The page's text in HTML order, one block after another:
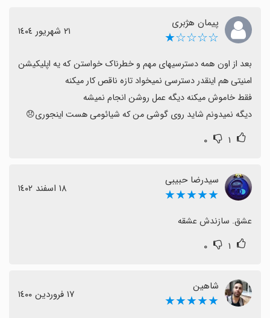
پیمان هژبری
☆☆☆☆★ ٢١ شهریور ١٤٠٤
دیگه نمیدونم شاید روی گوشی من که شیائومی هست اینجوری😞
۱ ۰
سیدرضا حبیبی
★★★★★ ١٨ اسفند ١٤٠٢
عشق. سازندش عشقه
۱ ۰
شاهین
★★★★★ ١٧ فروردین ١٤٠٠